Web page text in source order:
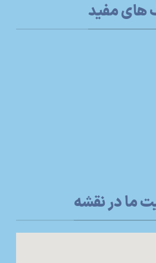
های مفید
ما در نقشه